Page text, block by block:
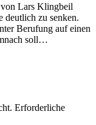
Lars Klingbeil
deutlich zu senken.
Berufung auf einen
soll…
Erforderliche